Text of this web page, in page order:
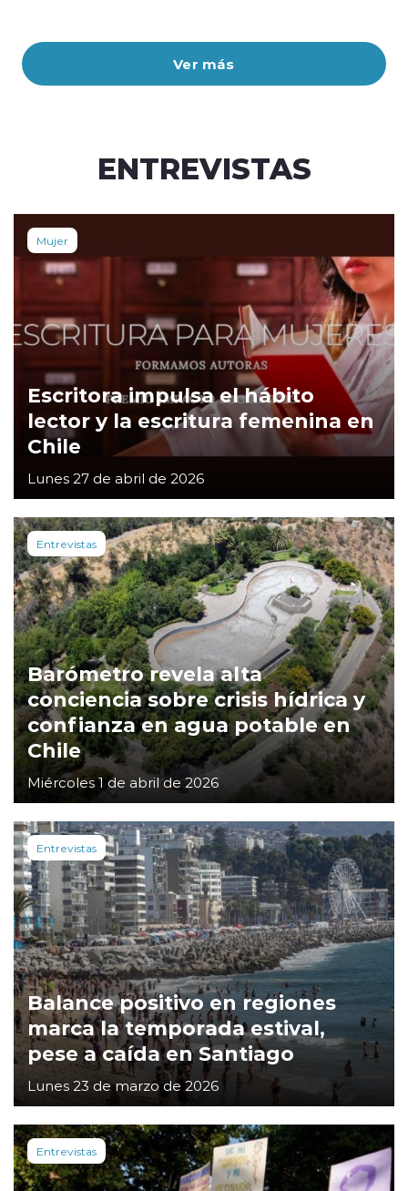
Ver más
ENTREVISTAS
Mujer
Escritora impulsa el hábito
lector y la escritura femenina en
Chile
Lunes 27 de abril de 2026
Entrevistas
Barómetro revela alta
conciencia sobre crisis hídrica y
confianza en agua potable en
Chile
Miércoles 1 de abril de 2026
Entrevistas
Balance positivo en regiones
marca la temporada estival,
pese a caída en Santiago
Lunes 23 de marzo de 2026
Entrevistas